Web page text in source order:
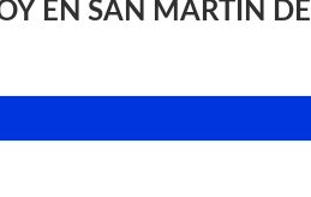
EN SAN MARTÍN DE